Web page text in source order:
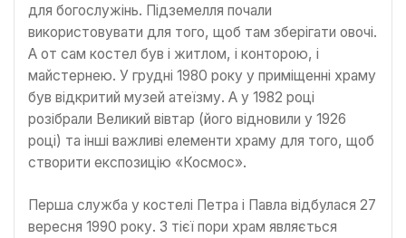
для богослужінь. Підземелля почали
використовувати для того, щоб там зберігати овочі.
А от сам костел був і житлом, і конторою, і
майстернею. У грудні 1980 року у приміщенні храму
був відкритий музей атеїзму. А у 1982 році
розібрали Великий вівтар (його відновили у 1926
році) та інші важливі елементи храму для того, щоб
створити експозицію «Космос».
Перша служба у костелі Петра і Павла відбулася 27
вересня 1990 року. З тієї пори храм являється